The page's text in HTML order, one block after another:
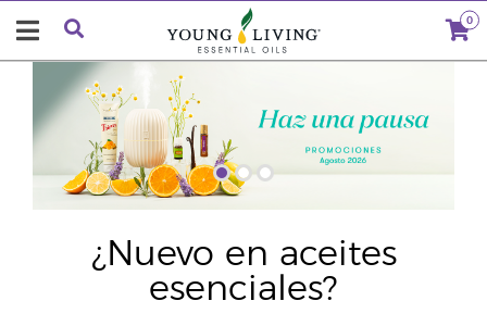
0
¿Nuevo en aceites
esenciales?